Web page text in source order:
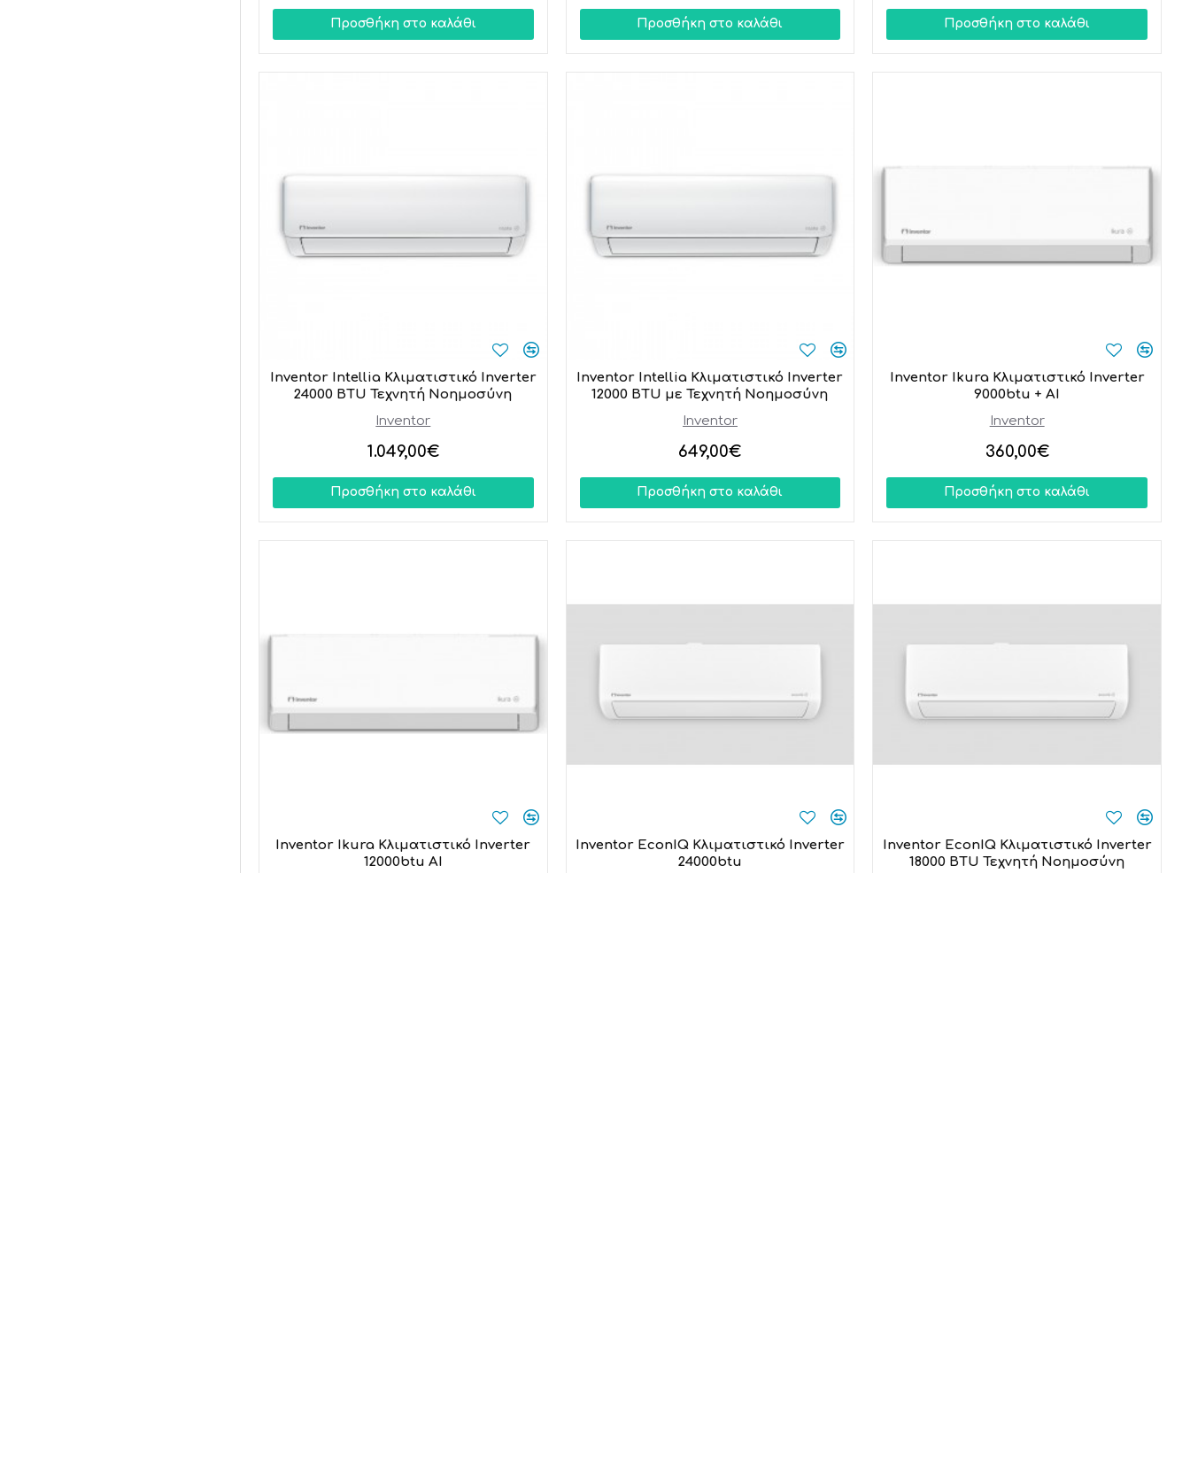
Προσθήκη στο καλάθι Προσθήκη στο καλάθι Προσθήκη στο καλάθι
Inventor
Inventor Intellia Κλιματιστικό Inverter
24000 BTU Τεχνητή Νοημοσύνη
1.049,00€
Προσθήκη στο καλάθι
Inventor
Inventor Intellia Κλιματιστικό Inverter
12000 BTU με Τεχνητή Νοημοσύνη
649,00€
Προσθήκη στο καλάθι
Inventor
Inventor Ikura Κλιματιστικό Inverter
9000btu + AI
360,00€
Προσθήκη στο καλάθι
Inventor Ikura Κλιματιστικό Inverter
12000btu AI
Inventor EconIQ Κλιματιστικό Inverter
24000btu
Inventor EconIQ Κλιματιστικό Inverter
18000 BTU Τεχνητή Νοημοσύνη